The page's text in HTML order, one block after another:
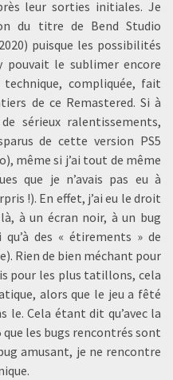
leur sorties initiales. Je
du titre de Bend Studio
puisque les possibilités
pouvait le sublimer encore
compliquée, fait
de ce Remastered. Si à
sérieux ralentissements,
de cette version PS5
même si j’ai tout de même
que je n’avais pas eu à
!). En effet, j’ai eu le droit
à un écran noir, à un bug
des « étirements » de
Rien de bien méchant pour
pour les plus tatillons, cela
alors que le jeu a fêté
le. Cela étant dit qu’avec la
les bugs rencontrés sont
amusant, je ne rencontre